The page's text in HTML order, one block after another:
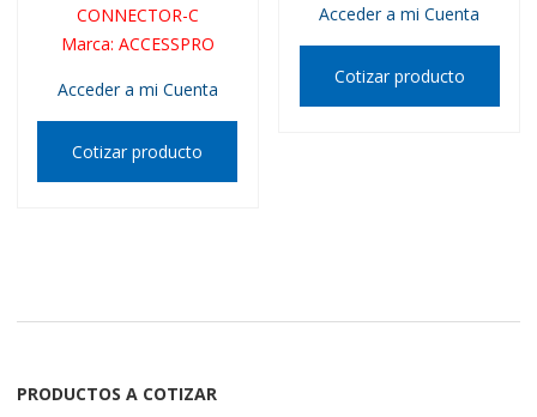
CONNECTOR-C
Marca: ACCESSPRO
Acceder a mi Cuenta
Cotizar producto
Acceder a mi Cuenta
Cotizar producto
PRODUCTOS A COTIZAR